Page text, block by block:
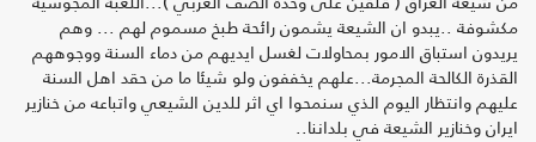
مكشوفة ..يبدو ان الشيعة يشمون رائحة طبخ مسموم لهم ... وهم
يريدون استباق الامور بمحاولات لغسل ايديهم من دماء السنة ووجوههم
القذرة الكالحة المجرمة...علهم يخففون ولو شيئا ما من حقد اهل السنة
عليهم وانتظار اليوم الذي سنمحوا اي اثر للدين الشيعي واتباعه من خنازير
ايران وخنازير الشيعة في بلداننا..